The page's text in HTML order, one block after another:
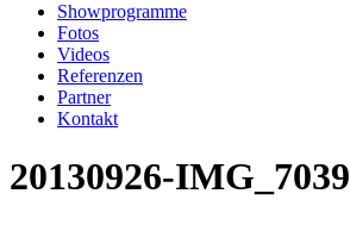
Showprogramme
Fotos
Videos
Referenzen
Partner
Kontakt
20130926-IMG_7039